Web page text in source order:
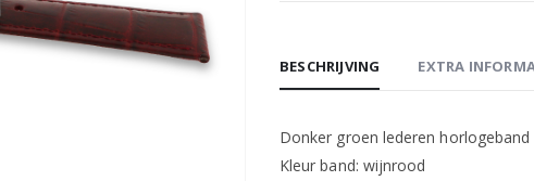
BESCHRIJVING EXTRA
Donker groen lederen
Kleur band: wijnrood